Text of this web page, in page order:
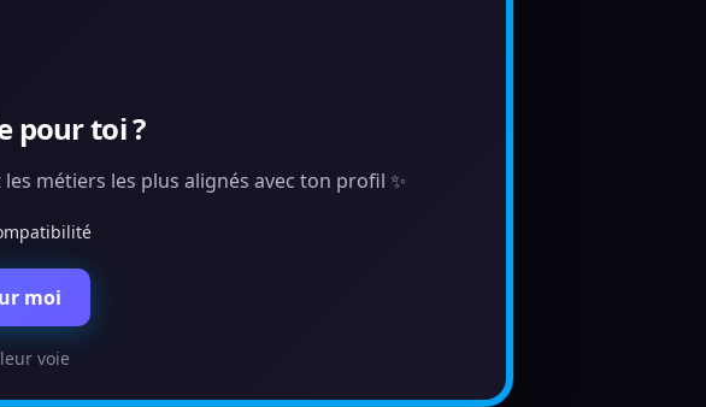
pour toi ?
métiers les plus alignés avec ton profil ✨
moi
voie